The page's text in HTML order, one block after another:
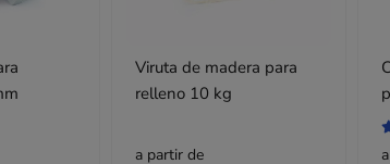
Viruta de madera para
relleno 10 kg
a partir de